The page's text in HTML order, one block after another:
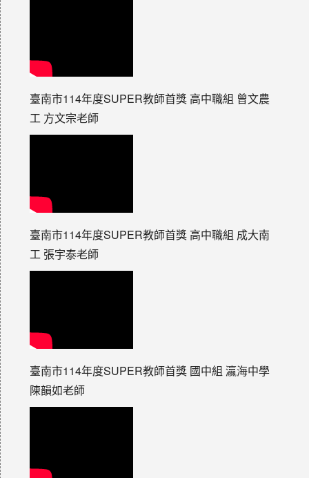
臺南市114年度SUPER教師首獎 高中職組 曾文農
工 方文宗老師
臺南市114年度SUPER教師首獎 高中職組 成大南
工 張宇泰老師
臺南市114年度SUPER教師首獎 國中組 瀛海中學
陳韻如老師